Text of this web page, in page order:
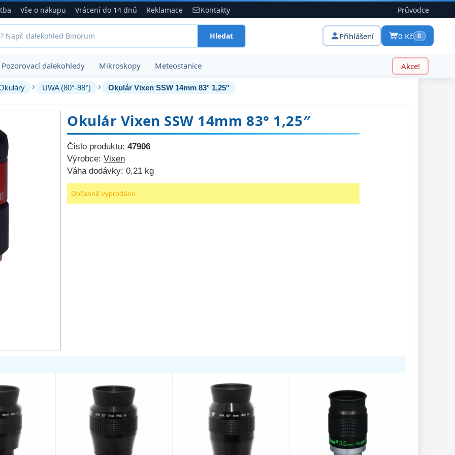
Vše o nákupu Vrácení do 14 dnů Reklamace Kontakty Průvodce
Hledat Přihlášení 0 Kč 0
Pozorovací dalekohledy Mikroskopy Meteostanice Akce!
› UWA (80°-98°) › Okulár Vixen SSW 14mm 83° 1,25″
Okulár Vixen SSW 14mm 83° 1,25″
Číslo produktu: 47906
Výrobce: Vixen
Váha dodávky: 0,21 kg
Dočasně vyprodáno